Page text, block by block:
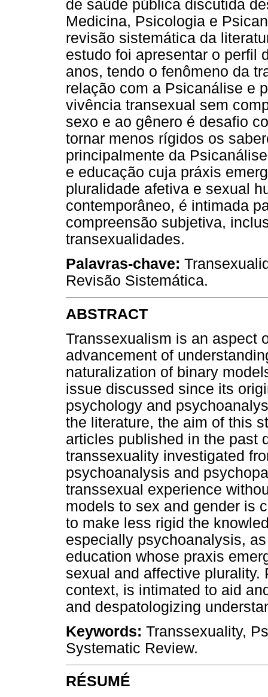
de saúde pública discutida
Medicina, Psicologia e
revisão sistemática da
estudo foi apresentar o perfil
anos, tendo o fenômeno da
relação com a Psicanálise e
vivência transexual sem
sexo e ao gênero é desafio
tornar menos rígidos os
principalmente da
e educação cuja práxis
pluralidade afetiva e sexual
contemporâneo, é intimada
compreensão subjetiva,
transexualidades.
Palavras-chave:
Revisão Sistemática.
ABSTRACT
Transsexualism is an aspect
advancement of
naturalization of binary
issue discussed since its
psychology and
the literature, the aim of this
articles published in the past
transsexuality investigated
psychoanalysis and
transsexual experience
models to sex and gender is
to make less rigid the
especially psychoanalysis,
education whose praxis
sexual and affective
context, is intimated to aid
and despatologizing
Keywords: Transsexuality,
Systematic Review.
RÉSUMÉ